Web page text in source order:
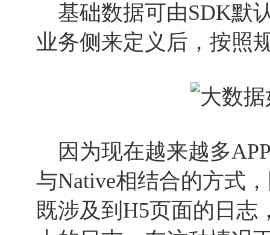
基础数据可由SDK默
业务侧来定义后，按照
因为现在越来越多
与Native相结合的方式
既涉及到H5页面的日志